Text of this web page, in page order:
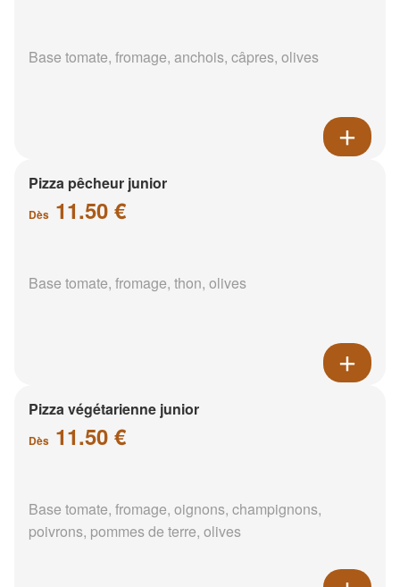
Base tomate, fromage, anchois, câpres, olives
Pizza pêcheur junior
Dès 11.50 €
Base tomate, fromage, thon, olives
Pizza végétarienne junior
Dès 11.50 €
Base tomate, fromage, oignons, champignons,
poivrons, pommes de terre, olives